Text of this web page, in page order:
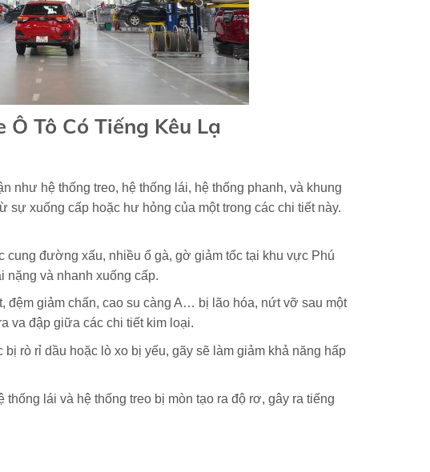
Tô Có Tiếng Kêu Lạ
như hệ thống treo, hệ thống lái, hệ thống phanh, và khung
sự xuống cấp hoặc hư hỏng của một trong các chi tiết này.
cung đường xấu, nhiều ổ gà, gờ giảm tốc tại khu vực Phú
nặng và nhanh xuống cấp.
đệm giảm chấn, cao su càng A… bị lão hóa, nứt vỡ sau một
va đập giữa các chi tiết kim loại.
bị rò rỉ dầu hoặc lò xo bị yếu, gãy sẽ làm giảm khả năng hấp
thống lái và hệ thống treo bị mòn tạo ra độ rơ, gây ra tiếng